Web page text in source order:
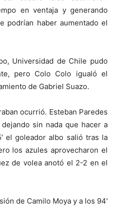
en ventaja y generando
podrían haber aumentado el
Universidad de Chile pudo
pero Colo Colo igualó el
de Gabriel Suazo.
ocurrió. Esteban Paredes
sin nada que hacer a
el goleador albo salió tras la
los azules aprovecharon el
de volea anotó el 2-2 en el
de Camilo Moya y a los 94′